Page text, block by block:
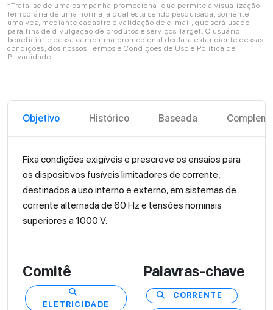
*Trata-se de uma campanha promocional que permite a visualização
temporária de uma norma, a qual está sendo pesquisada, somente
uma vez, mediante cadastro e validação de e-mail, que será usado
para fins de divulgação de produtos e serviços Target. O usuário
beneficiário dessa campanha promocional declara estar ciente dessas
condições, dos nossos Termos e Condições de Uso e Política de
Privacidade.
Objetivo Histórico Baseada
Fixa condições exigíveis e prescreve os ensaios para
os dispositivos fusíveis limitadores de corrente,
destinados a uso interno e externo, em sistemas de
corrente alternada de 60 Hz e tensões nominais
superiores a 1000 V.
Comitê
ELETRICIDADE
Palavras-chave
CORRENTE